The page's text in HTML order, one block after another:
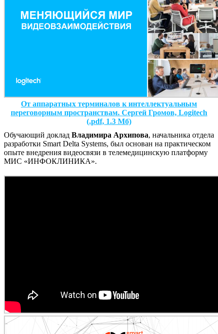
От аппаратных терминалов к интеллектуальным
переговорным пространствам. Сергей Громов, Logitech
(.pdf, 1.3 Мб)
Обучающий доклад Владимира Архипова, начальника отдела
разработки Smart Delta Systems, был основан на практическом
опыте внедрения видеосвязи в телемедицинскую платформу
МИС «ИНФОКЛИНИКА».